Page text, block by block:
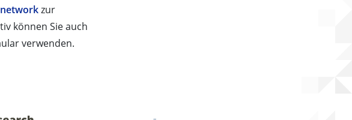
zur
können Sie auch
verwenden.